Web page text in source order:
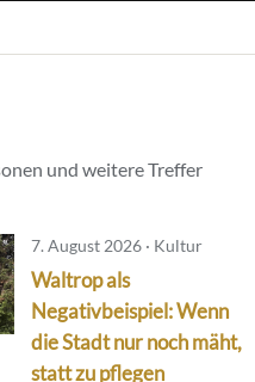
und weitere Treffer
7. August 2026 · Kultur
Waltrop als
Negativbeispiel: Wenn
die Stadt nur noch mäht,
statt zu pflegen